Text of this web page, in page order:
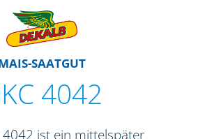
SAATGUT
4042
4042 ist ein mittelspäter